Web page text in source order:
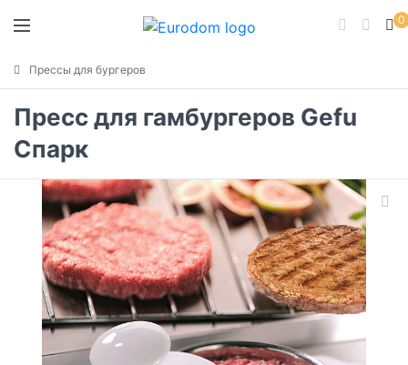
0
Прессы для бургеров
Пресс для гамбургеров Gefu
Спарк